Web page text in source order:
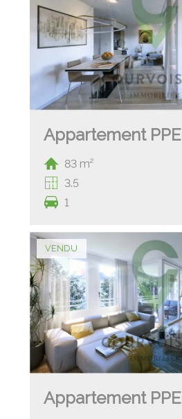
Appartement PPE
83 m²
3.5
1
VENDU
Appartement PPE